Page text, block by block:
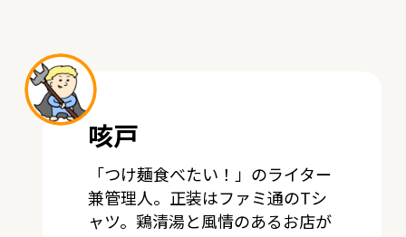
咳戸
「つけ麺食べたい！」のライター
兼管理人。正装はファミ通のTシ
ャツ。鶏清湯と風情のあるお店が